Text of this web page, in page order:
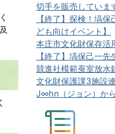
切手を販売していま
【終了】探検！塙
ども向けイベント】
本庄市文化財保存活
【終了】塙保己一先
競進社模範蚕室放水
文化財保護課3施設
J∞hn（ジョン）か